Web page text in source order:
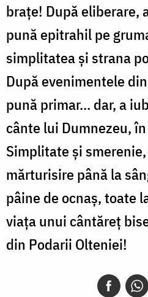
brațe! După eliberare,
pună epitrahil pe
simplitatea și strana
După evenimentele
pună primar… dar, a
cânte lui Dumnezeu,
Simplitate și
mărturisire până la
pâine de ocnaș, toate
viața unui cântăreț
din Podarii Olteniei!